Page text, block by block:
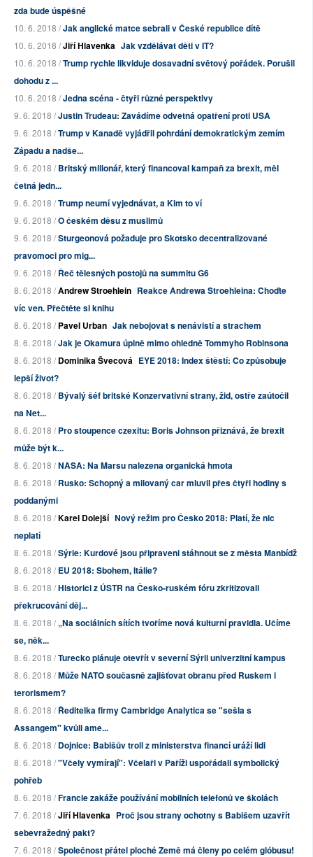
zda bude úspěšné
10. 6. 2018 /Jak anglické matce sebrali v České republice dítě
10. 6. 2018 /Jiří Hlavenka Jak vzdělávat děti v IT?
10. 6. 2018 /Trump rychle likviduje dosavadní světový pořádek. Porušil
dohodu z ...
10. 6. 2018 /Jedna scéna - čtyři různé perspektivy
9. 6. 2018 /Justin Trudeau: Zavádíme odvetná opatření proti USA
9. 6. 2018 /Trump v Kanadě vyjádřil pohrdání demokratickým zemím
Západu a nadše...
9. 6. 2018 /Britský milionář, který financoval kampaň za brexit, měl
četná jedn...
9. 6. 2018 /Trump neumí vyjednávat, a Kim to ví
9. 6. 2018 /O českém děsu z muslimů
9. 6. 2018 /Sturgeonová požaduje pro Skotsko decentralizované
pravomoci pro mig...
9. 6. 2018 /Řeč tělesných postojů na summitu G6
8. 6. 2018 /Andrew Stroehlein Reakce Andrewa Stroehleina: Choďte
víc ven. Přečtěte si knihu
8. 6. 2018 /Pavel Urban Jak nebojovat s nenávistí a strachem
8. 6. 2018 /Jak je Okamura úplně mimo ohledně Tommyho Robinsona
8. 6. 2018 /Dominika Švecová EYE 2018: Index štěstí: Co způsobuje
lepší život?
8. 6. 2018 /Bývalý šéf britské Konzervativní strany, žid, ostře zaútočil
na Net...
8. 6. 2018 /Pro stoupence czexitu: Boris Johnson přiznává, že brexit
může být k...
8. 6. 2018 /NASA: Na Marsu nalezena organická hmota
8. 6. 2018 /Rusko: Schopný a milovaný car mluvil přes čtyři hodiny s
poddanými
8. 6. 2018 /Karel Dolejší Nový režim pro Česko 2018: Platí, že nic
neplatí
8. 6. 2018 /Sýrie: Kurdové jsou připraveni stáhnout se z města Manbídž
8. 6. 2018 /EU 2018: Sbohem, Itálie?
8. 6. 2018 /Historici z ÚSTR na Česko-ruském fóru zkritizovali
překrucování děj...
8. 6. 2018 /„Na sociálních sítích tvoříme nová kulturní pravidla. Učíme
se, něk...
8. 6. 2018 /Turecko plánuje otevřít v severní Sýrii univerzitní kampus
8. 6. 2018 /Může NATO současně zajišťovat obranu před Ruskem i
terorismem?
8. 6. 2018 /Ředitelka firmy Cambridge Analytica se "sešla s
Assangem" kvůli ame...
8. 6. 2018 /Dojnice: Babišův troll z ministerstva financí uráží lidi
8. 6. 2018 /"Včely vymírají": Včelaři v Paříži uspořádali symbolický
pohřeb
8. 6. 2018 /Francie zakáže používání mobilních telefonů ve školách
7. 6. 2018 /Jiří Hlavenka Proč jsou strany ochotny s Babišem uzavřít
sebevražedný pakt?
7. 6. 2018 /Společnost přátel ploché Země má členy po celém glóbusu!